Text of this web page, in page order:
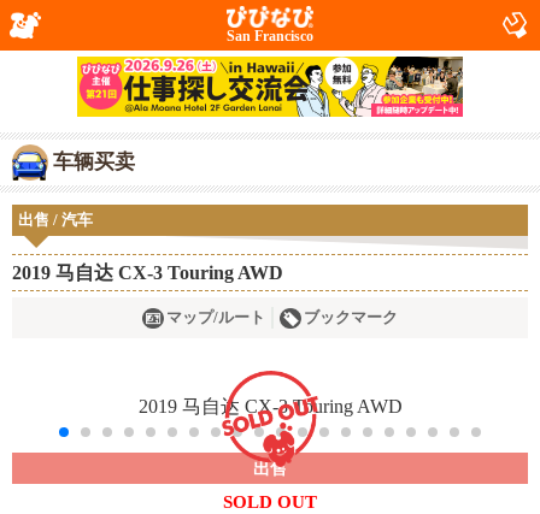
San Francisco
车辆买卖
出售 / 汽车
2019 马自达 CX-3 Touring AWD
マップ/ルート ブックマーク
出售
SOLD OUT